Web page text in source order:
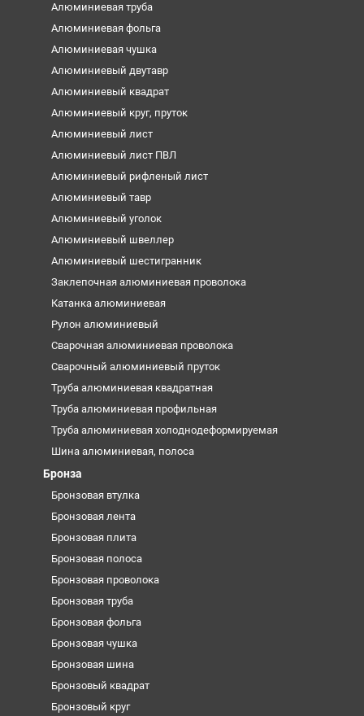
Алюминиевая труба
Алюминиевая фольга
Алюминиевая чушка
Алюминиевый двутавр
Алюминиевый квадрат
Алюминиевый круг, пруток
Алюминиевый лист
Алюминиевый лист ПВЛ
Алюминиевый рифленый лист
Алюминиевый тавр
Алюминиевый уголок
Алюминиевый швеллер
Алюминиевый шестигранник
Заклепочная алюминиевая проволока
Катанка алюминиевая
Рулон алюминиевый
Сварочная алюминиевая проволока
Сварочный алюминиевый пруток
Труба алюминиевая квадратная
Труба алюминиевая профильная
Труба алюминиевая холоднодеформируемая
Шина алюминиевая, полоса
Бронза
Бронзовая втулка
Бронзовая лента
Бронзовая плита
Бронзовая полоса
Бронзовая проволока
Бронзовая труба
Бронзовая фольга
Бронзовая чушка
Бронзовая шина
Бронзовый квадрат
Бронзовый круг